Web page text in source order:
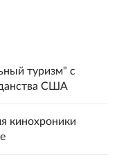
туризм" с
США
кинохроники